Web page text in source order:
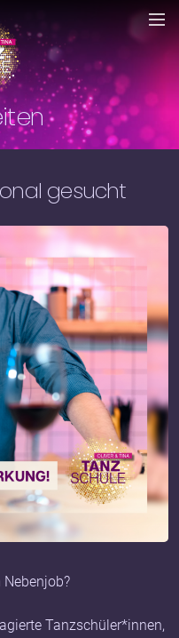
gesucht
Tanzschüler*innen,